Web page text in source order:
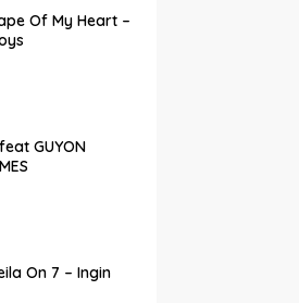
Of My Heart –
GUYON
On 7 – Ingin